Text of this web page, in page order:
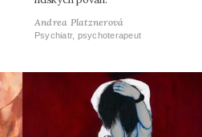
Andrea Platznerová
Psychiatr, psychoterapeut